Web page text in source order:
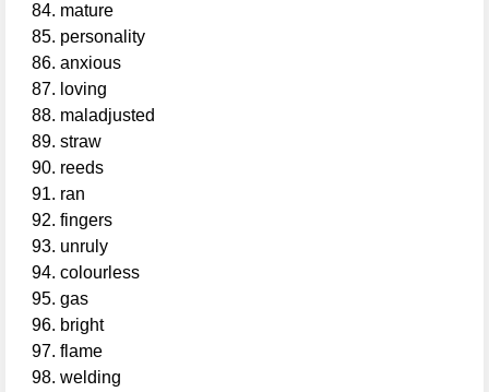
mature
personality
anxious
loving
maladjusted
straw
reeds
ran
fingers
unruly
colourless
gas
bright
flame
welding